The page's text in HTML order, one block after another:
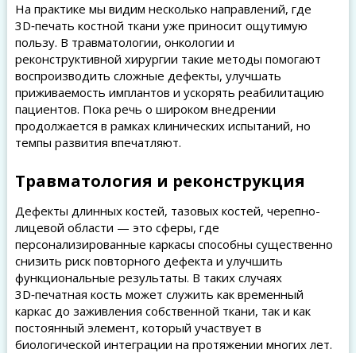
На практике мы видим несколько направлений, где
3D‑печать костной ткани уже приносит ощутимую
пользу. В травматологии, онкологии и
реконструктивной хирургии такие методы помогают
воспроизводить сложные дефекты, улучшать
приживаемость имплантов и ускорять реабилитацию
пациентов. Пока речь о широком внедрении
продолжается в рамках клинических испытаний, но
темпы развития впечатляют.
Травматология и реконструкция
Дефекты длинных костей, тазовых костей, черепно-
лицевой области — это сферы, где
персонализированные каркасы способны существенно
снизить риск повторного дефекта и улучшить
функциональные результаты. В таких случаях
3D‑печатная кость может служить как временный
каркас до заживления собственной ткани, так и как
постоянный элемент, который участвует в
биологической интеграции на протяжении многих лет.